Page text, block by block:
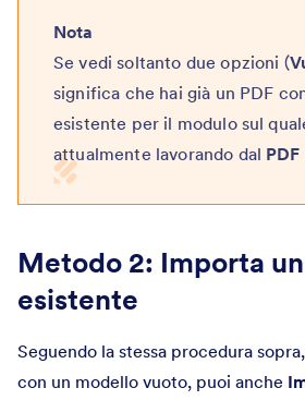
Nota
Se vedi soltanto due opzioni (
significa che hai già un PDF
esistente per il modulo sul
attualmente lavorando dal
Metodo 2: Importa
esistente
Seguendo la stessa procedura
con un modello vuoto, puoi anche